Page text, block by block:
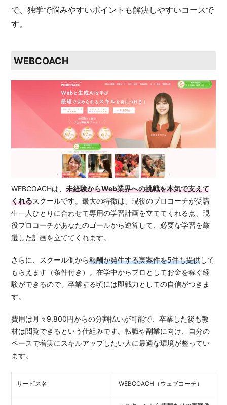
で、独学で悩みやすいポイントも解決しやすいコースで
す。
WEBCOACH
WEBCOACHは、未経験からWeb業界への挑戦を本気で支えて
くれるスクールです。最大の特徴は、現役のプロコーチが受講
生一人ひとりに合わせて専用の学習計画を立ててくれる点、現
役プロコーチがあなたのゴールから逆算して、必要な学習を厳
選した計画を立ててくれます。
さらに、スクール側から報酬が発生する実案件を5件も提供して
もらえます（条件付き）。在学中からプロとしてお金を稼ぐ経
験ができるので、卒業する頃には即戦力としての自信がつきま
す。
費用は月々9,800円からの分割払いが可能で、卒業した後も教
材は閲覧できるという仕組みです。転職や副業に向け、自分の
ペースで着実にスキルアップしたい人に最適な環境が整ってい
ます。
サービス名 WEBCOACH（ウェブコーチ）